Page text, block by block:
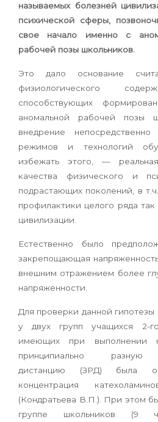
называемых болезней
психической сферы,
свое начало именно с
рабочей позы школьников.
Это дало основание
физиологического
способствующих
аномальной рабочей позы
внедрение
режимов и технологий
избежать этого, —
качества физического и
подрастающих поколений, в
профилактики целого ряда
цивилизации.
Естественно было
закрепощающая
внешним отражением более
напряженности.
Для проверки данной гипотезы
у двух групп учащихся 2-
имеющих при выполнении
принципиально разную
дистанцию (ЗРД) была
концентрация
(Кондратьева В.П.). При этом
группе школьников (9